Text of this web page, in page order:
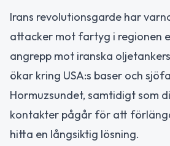
Irans revolutionsgarde har
attacker mot fartyg i regionen
angrepp mot iranska
ökar kring USA:s baser och
Hormuzsundet, samtidigt som
kontakter pågår för att
hitta en långsiktig lösning.